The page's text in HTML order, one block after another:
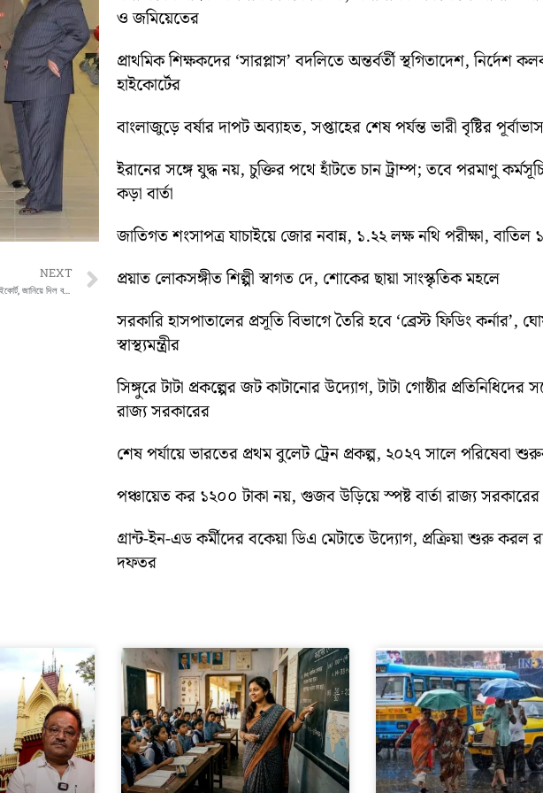
NEXT
বেকসুর খালাস সলমন খান ,জানিয়ে দিল বম্বে হাইকোর্ট, জানিয়ে দিল বম্বে হাইকোর্ট Next
ও জমিয়েতের
প্রাথমিক শিক্ষকদের ‘সারপ্লাস’ বদলিতে অন্তর্বর্তী স্থগিতাদেশ, নির্দেশ
হাইকোর্টের
বাংলাজুড়ে বর্ষার দাপট অব্যাহত, সপ্তাহের শেষ পর্যন্ত ভারী বৃষ্টির পূর্বাভাস
ইরানের সঙ্গে যুদ্ধ নয়, চুক্তির পথে হাঁটতে চান ট্রাম্প; তবে পরমাণু
কড়া বার্তা
জাতিগত শংসাপত্র যাচাইয়ে জোর নবান্ন, ১.২২ লক্ষ নথি পরীক্ষা, বাতিল
প্রয়াত লোকসঙ্গীত শিল্পী স্বাগত দে, শোকের ছায়া সাংস্কৃতিক মহলে
সরকারি হাসপাতালের প্রসূতি বিভাগে তৈরি হবে ‘ব্রেস্ট ফিডিং কর্নার’,
স্বাস্থ্যমন্ত্রীর
সিঙ্গুরে টাটা প্রকল্পের জট কাটানোর উদ্যোগ, টাটা গোষ্ঠীর প্রতিনিধিদের
রাজ্য সরকারের
শেষ পর্যায়ে ভারতের প্রথম বুলেট ট্রেন প্রকল্প, ২০২৭ সালে পরিষেবা
পঞ্চায়েত কর ১২০০ টাকা নয়, গুজব উড়িয়ে স্পষ্ট বার্তা রাজ্য সরকারের
গ্রান্ট-ইন-এড কর্মীদের বকেয়া ডিএ মেটাতে উদ্যোগ, প্রক্রিয়া শুরু করল
দফতর